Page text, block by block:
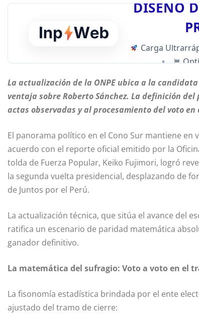
DISEÑO
Carga
•
La actualización de la ONPE ubica a la
ventaja sobre Roberto Sánchez. La definición
actas observadas y al procesamiento del voto
El panorama político en el Cono Sur mantiene
acuerdo con el reporte oficial emitido por la
tolda de Fuerza Popular, Keiko Fujimori, logró
la segunda vuelta presidencial, desplazando de
de Juntos por el Perú.
La actualización técnica, que sitúa el avance del
ratifica un escenario de paridad matemática
ganador definitivo.
La matemática del sufragio: Voto a voto en el
La fisonomía estadística brindada por el ente
ajustado del tramo de cierre: